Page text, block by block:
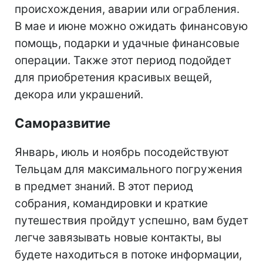
происхождения, аварии или ограбления.
В мае и июне можно ожидать финансовую
помощь, подарки и удачные финансовые
операции. Также этот период подойдет
для приобретения красивых вещей,
декора или украшений.
Саморазвитие
Январь, июль и ноябрь посодействуют
Тельцам для максимального погружения
в предмет знаний. В этот период
собрания, командировки и краткие
путешествия пройдут успешно, вам будет
легче завязывать новые контакты, вы
будете находиться в потоке информации,